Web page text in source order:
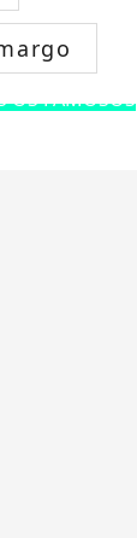
OS FAMOSOS